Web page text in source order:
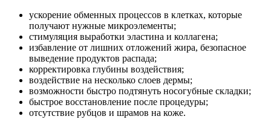
ускорение обменных процессов в клетках, которые
получают нужные микроэлементы;
стимуляция выработки эластина и коллагена;
избавление от лишних отложений жира, безопасное
выведение продуктов распада;
корректировка глубины воздействия;
воздействие на несколько слоев дермы;
возможности быстро подтянуть носогубные складки;
быстрое восстановление после процедуры;
отсутствие рубцов и шрамов на коже.